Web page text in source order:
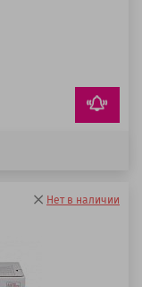
Нет в наличии